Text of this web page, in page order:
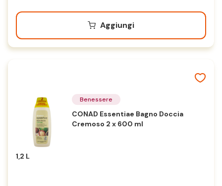
Aggiungi
Benessere
CONAD Essentiae Bagno Doccia
Cremoso 2 x 600 ml
1,2 L